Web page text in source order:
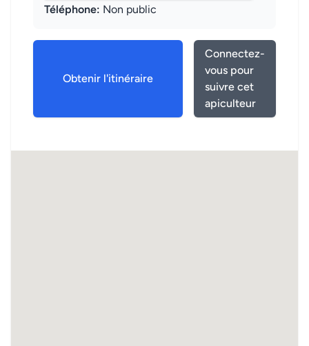
Téléphone: Non public
Obtenir l'itinéraire
Connectez-
vous pour
suivre cet
apiculteur